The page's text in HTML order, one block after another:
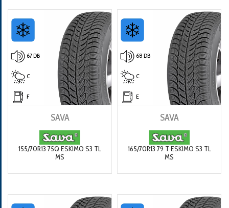
67 DB
C
F
SAVA
155/70R13 75Q ESKIMO S3 TL
MS
68 DB
C
E
SAVA
165/70R13 79 T ESKIMO S3 TL
MS